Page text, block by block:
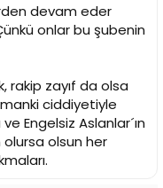
devam eder
onlar bu şubenin
rakip zayıf da olsa
ciddiyetiyle
Engelsiz Aslanlar´ın
olursa olsun her